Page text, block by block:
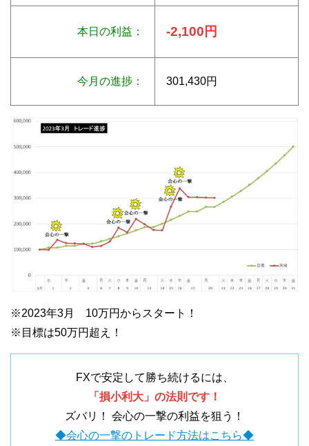
本日の利益： -2,100円
今月の進捗： 301,430円
※2023年3月 10万円からスタート！
※目標は50万円超え！
FXで安定して勝ち続けるには、
「損小利大」の法則です！
ズバリ！ 会心の一撃の利益を狙う！
◆会心の一撃のトレード方法はこちら◆